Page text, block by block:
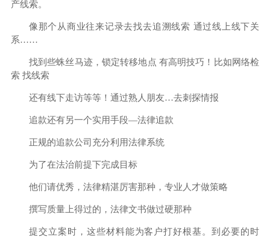
产线索。
像那个从商业往来记录去找去追溯线索 通过线上线下关
系……
找到些蛛丝马迹，锁定转移地点 有高明技巧！比如网络检
索 找线索
还有线下走访等等！通过熟人朋友…去刺探情报
追款还有另一个实用手段—法律追款
正规的追款公司充分利用法律系统
为了在法治前提下完成目标
他们请优秀，法律精湛厉害那种，专业人才做策略
撰写质量上得过的，法律文书做过硬那种
提交立案时，这些材料能为客户打好根基。到必要的时